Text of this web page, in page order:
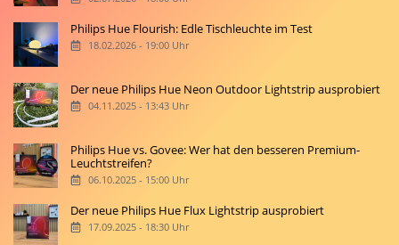
Philips Hue Flourish: Edle Tischleuchte im Test
18.02.2026 - 19:00 Uhr
Der neue Philips Hue Neon Outdoor Lightstrip ausprobiert
04.11.2025 - 13:43 Uhr
Philips Hue vs. Govee: Wer hat den besseren Premium-
Leuchtstreifen?
06.10.2025 - 15:00 Uhr
Der neue Philips Hue Flux Lightstrip ausprobiert
17.09.2025 - 18:30 Uhr